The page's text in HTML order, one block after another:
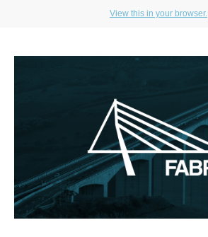
View this in your browser.